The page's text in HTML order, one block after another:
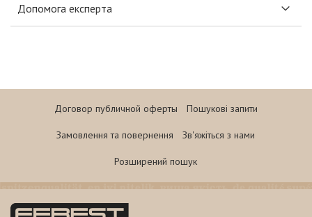
Допомога експерта
Договор публичной оферты Пошукові запити
Замовлення та повернення Зв'яжіться з нами
Розширений пошук